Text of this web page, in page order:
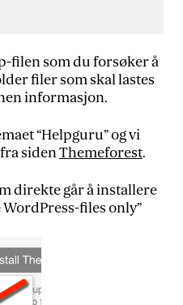
filen som du forsøker å
filer som skal lastes
informasjon.
“Helpguru” og vi
sidenThemeforest.
direkte går å installere
files only”